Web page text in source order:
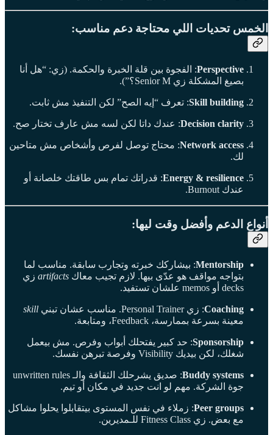
الخمس تحديات اللي محتاجة دعم مناسب:
Perspective: الفجوة بين قلة الخبرة والحكمة. (زي: “هل أنا
بصيغ المشكلة زي Senior M؟”).
Skill building: تعرف “إيه الصح” لكن التنفيذ مش ثابت.
Decision clarity: عندك داتا لكن لسه مش عارف تختار صح.
Network access: محتاج توصل لفرص وأشخاص مش متاحين
لك.
Energy & resilience: قدراتك تمام بس طاقتك خلصانة أو
عندك Burnout.
أنواع الدعم وأفضل وقت ليها:
Mentorship: بيشاركك خبرته وتجارب سابقة. مناسب لما
بتواجه مواقف هو عدّى بيها. لازم تجيب معاك artifacts زي
decks أو memos علشان تستفيد.
Coaching: زي Personal Trainer. مناسب عشان تبني
skill
معينة بسرعة بممارسة، Feedback، ومتابعة.
Sponsorship: حد كبير يفتحلك أبواب وفرص. مش بيعمل
شغلك، لكن بيديك Visibility وفرصة تبرهن نفسك.
Buddy systems
: صديق يشرحلك الثقافة والـ unwritten rules
جوة الشركة. مهم لو انت جديد في مكان أو تيم.
Peer groups: زملاء في نفس المستوى بيتقابلوا يحلوا مشاكل
مع بعض. زي Fitness Class للـمديرين.